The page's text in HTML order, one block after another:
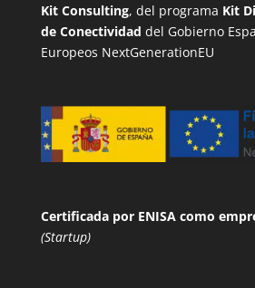
Kit Consulting, del programa Kit
de Conectividad del Gobierno
Europeos NextGenerationEU
Certificada por ENISAcomo
(Startup)